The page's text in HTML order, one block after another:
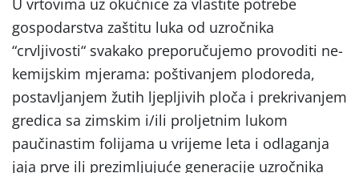
gospodarstva zaštitu luka od uzročnika
“crvljivosti“ svakako preporučujemo provoditi ne-
kemijskim mjerama: poštivanjem plodoreda,
postavljanjem žutih ljepljivih ploča i prekrivanjem
gredica sa zimskim i/ili proljetnim lukom
paučinastim folijama u vrijeme leta i odlaganja
jaja prve ili prezimljujuće generacije uzročnika